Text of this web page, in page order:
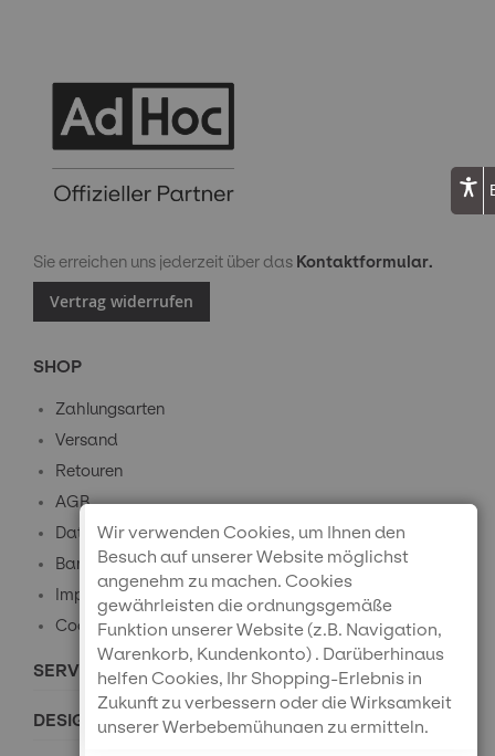
Sie erreichen uns jederzeit über das Kontaktformular.
Vertrag widerrufen
SHOP
Zahlungsarten
Versand
Retouren
AGB
Datenschutz
Barrierefreiheitserklärung
Impressum
Cookie-Einstellungen
SERVICE
DESIGNPREISE
Wir verwenden Cookies, um Ihnen den
Besuch auf unserer Website möglichst
angenehm zu machen. Cookies
gewährleisten die ordnungsgemäße
Funktion unserer Website (z.B. Navigation,
Warenkorb, Kundenkonto) . Darüberhinaus
helfen Cookies, Ihr Shopping-Erlebnis in
Zukunft zu verbessern oder die Wirksamkeit
unserer Werbebemühungen zu ermitteln.